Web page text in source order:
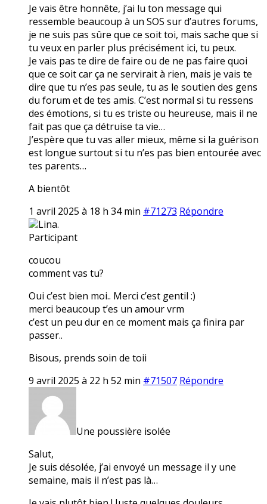
Je vais être honnête, j’ai lu ton message qui
ressemble beaucoup à un SOS sur d’autres forums,
je ne suis pas sûre que ce soit toi, mais sache que si
tu veux en parler plus précisément ici, tu peux.
Je vais pas te dire de faire ou de ne pas faire quoi
que ce soit car ça ne servirait à rien, mais je vais te
dire que tu n’es pas seule, tu as le soutien des gens
du forum et de tes amis. C’est normal si tu ressens
des émotions, si tu es triste ou heureuse, mais il ne
fait pas que ça détruise ta vie…
J’espère que tu vas aller mieux, même si la guérison
est longue surtout si tu n’es pas bien entourée avec
tes parents…
A bientôt
1 avril 2025 à 18 h 34 min #71273 Répondre
Lina.
Participant
coucou
comment vas tu?
Oui c’est bien moi.. Merci c’est gentil :)
merci beaucoup t’es un amour vrm
c’est un peu dur en ce moment mais ça finira par
passer..
Bisous, prends soin de toii
9 avril 2025 à 22 h 52 min #71507 Répondre
Une poussière isolée
Salut,
Je suis désolée, j’ai envoyé un message il y une
semaine, mais il n’est pas là…